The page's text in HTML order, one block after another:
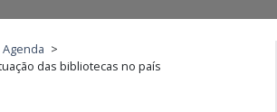
Agenda >
das bibliotecas no país